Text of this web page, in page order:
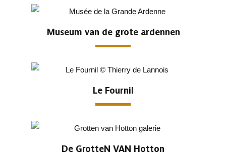
Museum van de grote ardennen
Le Fournil
De GrotteN VAN Hotton